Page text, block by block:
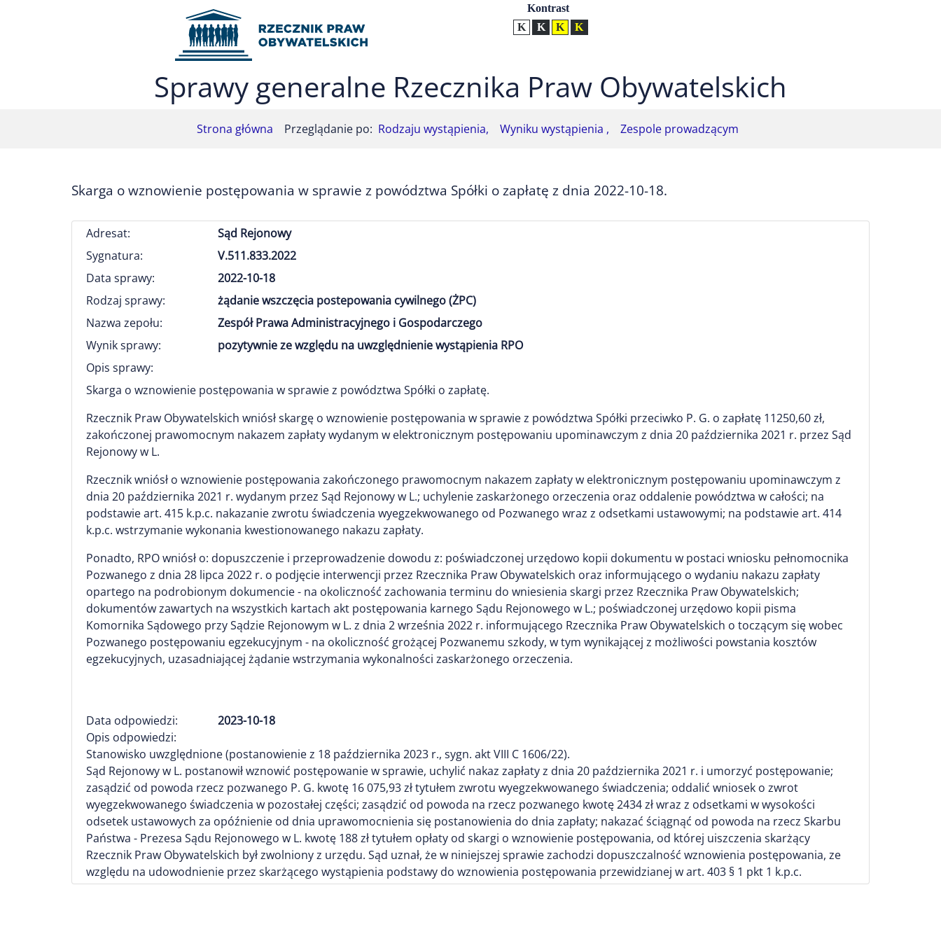
Przejdź do menu głównego (nacisnij Enter)
Przejdź do mapy serwisu (nacisnij Enter) UstawieniaKontrast
Kontrast normalny
Kontrast biały tekst na czarnym
Kontrast czarny tekst na żółtym
Sprawy generalne Rzecznika Praw Obywatelskich
Strona główna Przeglądanie po: Rodzaju wystąpienia, Wyniku wystąpienia , Zespole prowadzącym
Skarga o wznowienie postępowania w sprawie z powództwa Spółki o zapłatę z dnia 2022-10-18.
Adresat:
Sąd Rejonowy
Sygnatura:
V.511.833.2022
Data sprawy:
2022-10-18
Rodzaj sprawy:
żądanie wszczęcia postepowania cywilnego (ŻPC)
Nazwa zepołu:
Zespół Prawa Administracyjnego i Gospodarczego
Wynik sprawy:
pozytywnie ze względu na uwzględnienie wystąpienia RPO
Opis sprawy:
Skarga o wznowienie postępowania w sprawie z powództwa Spółki o zapłatę.
Rzecznik Praw Obywatelskich wniósł skargę o wznowienie postępowania w sprawie z powództwa Spółki przeciwko P. G. o zapłatę 11250,60 zł,
zakończonej prawomocnym nakazem zapłaty wydanym w elektronicznym postępowaniu upominawczym z dnia 20 października 2021 r. przez Sąd
Rejonowy w L.
Rzecznik wniósł o wznowienie postępowania zakończonego prawomocnym nakazem zapłaty w elektronicznym postępowaniu upominawczym z
dnia 20 października 2021 r. wydanym przez Sąd Rejonowy w L.; uchylenie zaskarżonego orzeczenia oraz oddalenie powództwa w całości; na
podstawie art. 415 k.p.c. nakazanie zwrotu świadczenia wyegzekwowanego od Pozwanego wraz z odsetkami ustawowymi; na podstawie art. 414
k.p.c. wstrzymanie wykonania kwestionowanego nakazu zapłaty.
Ponadto, RPO wniósł o: dopuszczenie i przeprowadzenie dowodu z: poświadczonej urzędowo kopii dokumentu w postaci wniosku pełnomocnika
Pozwanego z dnia 28 lipca 2022 r. o podjęcie interwencji przez Rzecznika Praw Obywatelskich oraz informującego o wydaniu nakazu zapłaty
opartego na podrobionym dokumencie - na okoliczność zachowania terminu do wniesienia skargi przez Rzecznika Praw Obywatelskich;
dokumentów zawartych na wszystkich kartach akt postępowania karnego Sądu Rejonowego w L.; poświadczonej urzędowo kopii pisma
Komornika Sądowego przy Sądzie Rejonowym w L. z dnia 2 września 2022 r. informującego Rzecznika Praw Obywatelskich o toczącym się wobec
Pozwanego postępowaniu egzekucyjnym - na okoliczność grożącej Pozwanemu szkody, w tym wynikającej z możliwości powstania kosztów
egzekucyjnych, uzasadniającej żądanie wstrzymania wykonalności zaskarżonego orzeczenia.
Data odpowiedzi:
2023-10-18
Opis odpowiedzi:
Stanowisko uwzględnione (postanowienie z 18 października 2023 r., sygn. akt VIII C 1606/22).
Sąd Rejonowy w L. postanowił wznowić postępowanie w sprawie, uchylić nakaz zapłaty z dnia 20 października 2021 r. i umorzyć postępowanie;
zasądzić od powoda rzecz pozwanego P. G. kwotę 16 075,93 zł tytułem zwrotu wyegzekwowanego świadczenia; oddalić wniosek o zwrot
wyegzekwowanego świadczenia w pozostałej części; zasądzić od powoda na rzecz pozwanego kwotę 2434 zł wraz z odsetkami w wysokości
odsetek ustawowych za opóźnienie od dnia uprawomocnienia się postanowienia do dnia zapłaty; nakazać ściągnąć od powoda na rzecz Skarbu
Państwa - Prezesa Sądu Rejonowego w L. kwotę 188 zł tytułem opłaty od skargi o wznowienie postępowania, od której uiszczenia skarżący
Rzecznik Praw Obywatelskich był zwolniony z urzędu. Sąd uznał, że w niniejszej sprawie zachodzi dopuszczalność wznowienia postępowania, ze
względu na udowodnienie przez skarżącego wystąpienia podstawy do wznowienia postępowania przewidzianej w art. 403 § 1 pkt 1 k.p.c.